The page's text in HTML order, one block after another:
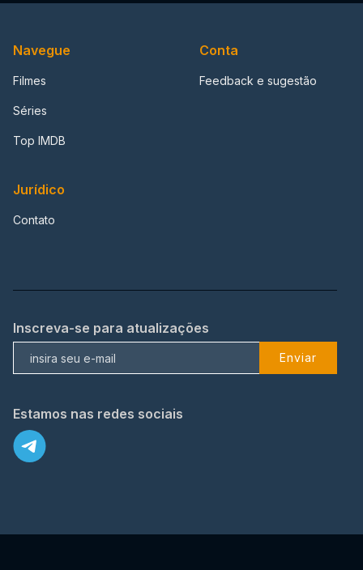
Navegue
Filmes
Séries
Top IMDB
Conta
Feedback e sugestão
Jurídico
Contato
Inscreva-se para atualizações
Enviar
Estamos nas redes sociais